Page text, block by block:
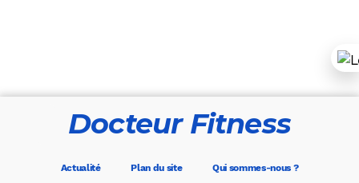
Docteur Fitness
Actualité Plan du site Qui sommes-nous ?